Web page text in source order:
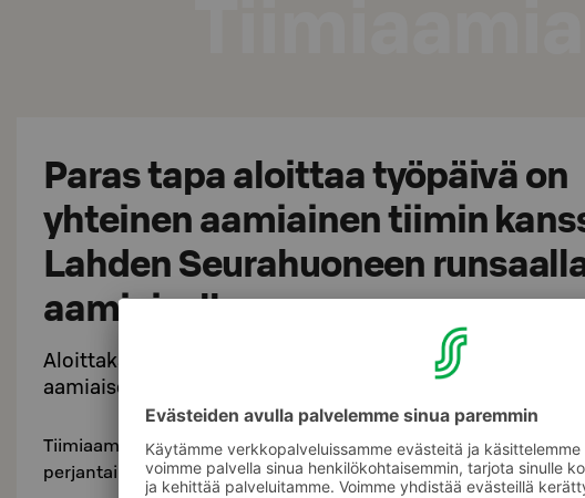
Paras tapa aloittaa työpäivä on
yhteinen aamiainen tiimin
Lahden Seurahuoneen
aamiaisella
Aloittakaa päivä tiimin kesken Solo Sokos Hotel Lahden
aamiaisen äärellä. Tiimiaamiaisen äärellä voit viettää
Tiimiaamiainen on varattavissa aamiaistilassamme maanantaista
perjantaihin klo 7–10.